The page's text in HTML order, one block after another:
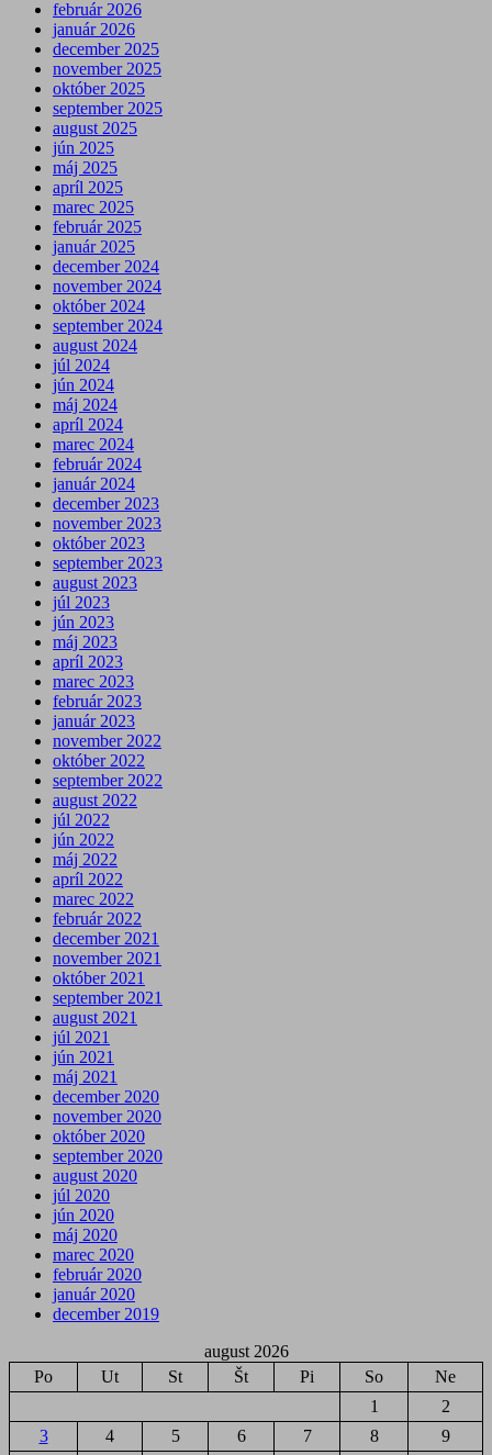
február 2026
január 2026
december 2025
november 2025
október 2025
september 2025
august 2025
jún 2025
máj 2025
apríl 2025
marec 2025
február 2025
január 2025
december 2024
november 2024
október 2024
september 2024
august 2024
júl 2024
jún 2024
máj 2024
apríl 2024
marec 2024
február 2024
január 2024
december 2023
november 2023
október 2023
september 2023
august 2023
júl 2023
jún 2023
máj 2023
apríl 2023
marec 2023
február 2023
január 2023
november 2022
október 2022
september 2022
august 2022
júl 2022
jún 2022
máj 2022
apríl 2022
marec 2022
február 2022
december 2021
november 2021
október 2021
september 2021
august 2021
júl 2021
jún 2021
máj 2021
december 2020
november 2020
október 2020
september 2020
august 2020
júl 2020
jún 2020
máj 2020
marec 2020
február 2020
január 2020
december 2019
august 2026
Po
Ut St Št Pi So
Ne
1
2
3
4 5 6 7 8
9